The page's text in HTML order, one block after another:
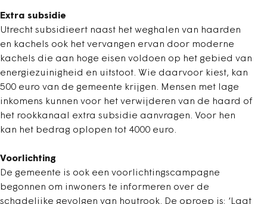
Extra subsidie
Utrecht subsidieert naast het weghalen van haarden
en kachels ook het vervangen ervan door moderne
kachels die aan hoge eisen voldoen op het gebied van
energiezuinigheid en uitstoot. Wie daarvoor kiest, kan
500 euro van de gemeente krijgen. Mensen met lage
inkomens kunnen voor het verwijderen van de haard of
het rookkanaal extra subsidie aanvragen. Voor hen
kan het bedrag oplopen tot 4000 euro.
Voorlichting
De gemeente is ook een voorlichtingscampagne
begonnen om inwoners te informeren over de
schadelijke gevolgen van houtrook. De oproep is: ‘Laat